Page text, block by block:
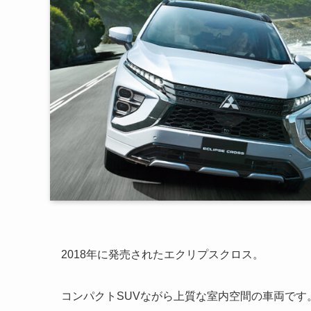
2018年に発売されたエクリプスクロス。
コンパクトSUVながら上質な室内空間の車両です